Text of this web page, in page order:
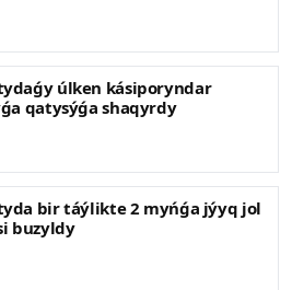
úlken kásiporyndar
qatysýǵa shaqyrdy
bir táýlikte 2 myńǵa jýyq jol
buzyldy